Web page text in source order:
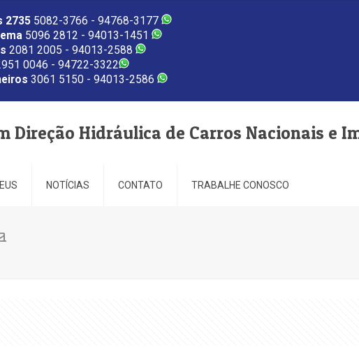
2735 5082-3766 - 94768-3177
5096 2812 - 94013-1451
2081 2005 - 94013-2588
0046 - 94722-3322
3061 5150 - 94013-2586
Direção Hidráulica de Carros Nacionais e
NOTÍCIAS CONTATO TRABALHE CONOSCO